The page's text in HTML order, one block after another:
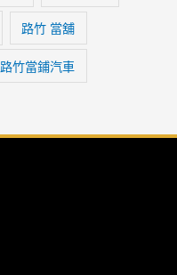
路竹 當舖
路竹當鋪汽車